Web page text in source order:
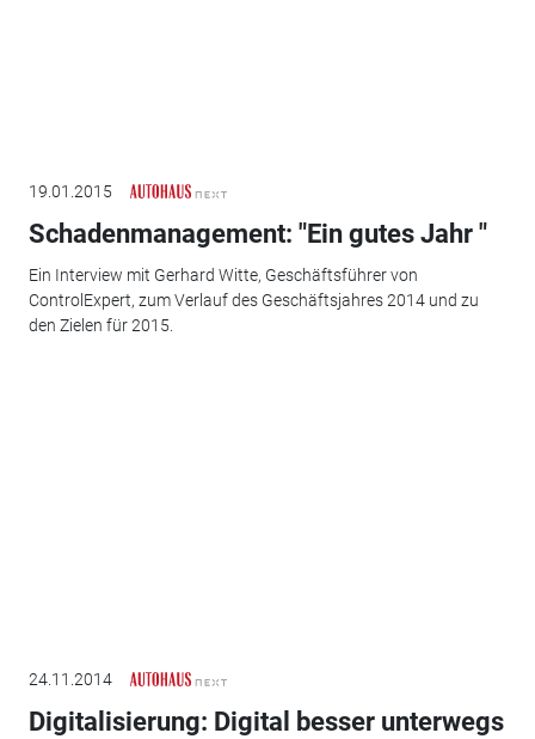
19.01.2015
Schadenmanagement: "Ein gutes Jahr "
Ein Interview mit Gerhard Witte, Geschäftsführer von
ControlExpert, zum Verlauf des Geschäftsjahres 2014 und zu
den Zielen für 2015.
24.11.2014
Digitalisierung: Digital besser unterwegs